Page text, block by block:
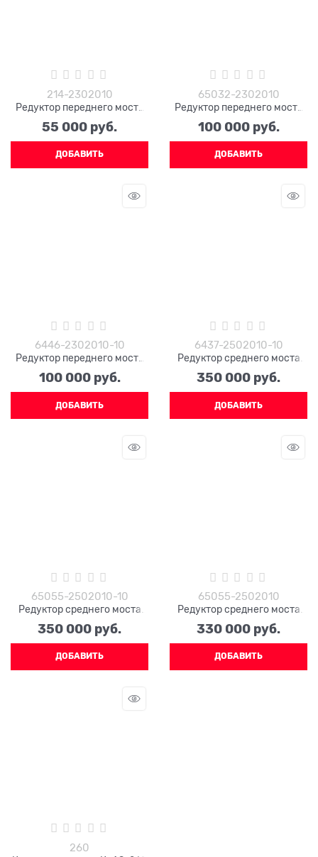
214-2302010
Редуктор переднего моста
КРАЗ 214-2302010
55 000 руб.
ДОБАВИТЬ
65032-2302010
Редуктор переднего моста
КРАЗ 65032-2302010
100 000 руб.
ДОБАВИТЬ
6446-2302010-10
Редуктор переднего моста
КРАЗ 6446-2302010-10
(фланец ЕВРО)
100 000 руб.
ДОБАВИТЬ
6437-2502010-10
Редуктор среднего моста
6437-2502010-10 (фланец
ЕВРО)
350 000 руб.
ДОБАВИТЬ
65055-2502010-10
Редуктор среднего моста
65055-2502010-10 (48
зубьев, фланцы 4 отв. ЕВРО)
350 000 руб.
ДОБАВИТЬ
65055-2502010
Редуктор среднего моста
65055-2502010 (48 зубьев)
330 000 руб.
ДОБАВИТЬ
260